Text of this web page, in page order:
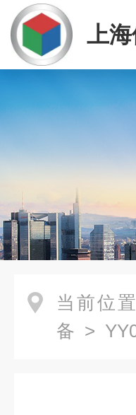
上
当前位置
备 >